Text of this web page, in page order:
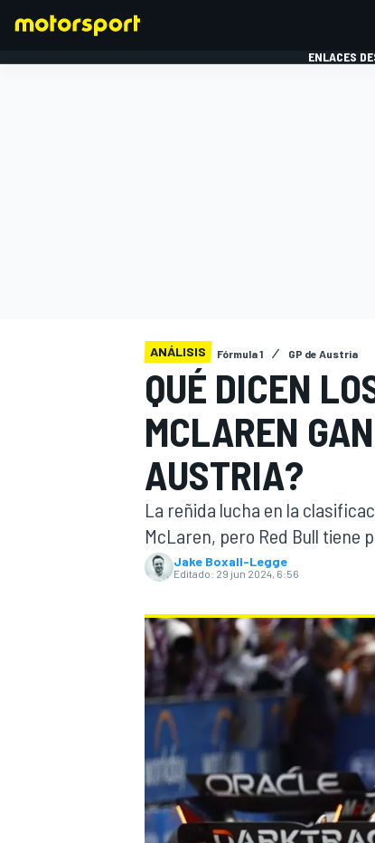
WEC
ENLACES
ANÁLISIS Fórmula 1 GP de Austria
QUÉ DICEN
MCLAREN
AUSTRIA?
La reñida lucha en la
McLaren, pero Red Bull tiene
Jake Boxall-Legge
Editado: 29 jun 2024, 6:56